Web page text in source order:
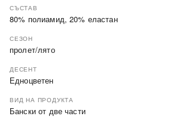
СЪСТАВ
80% полиамид, 20% еластан
СЕЗОН
пролет/лято
ДЕСЕНТ
Едноцветен
ВИД НА ПРОДУКТА
Бански от две части